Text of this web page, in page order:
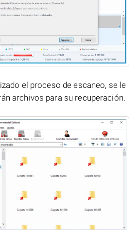
el proceso de escaneo, se le
archivos para su recuperación.